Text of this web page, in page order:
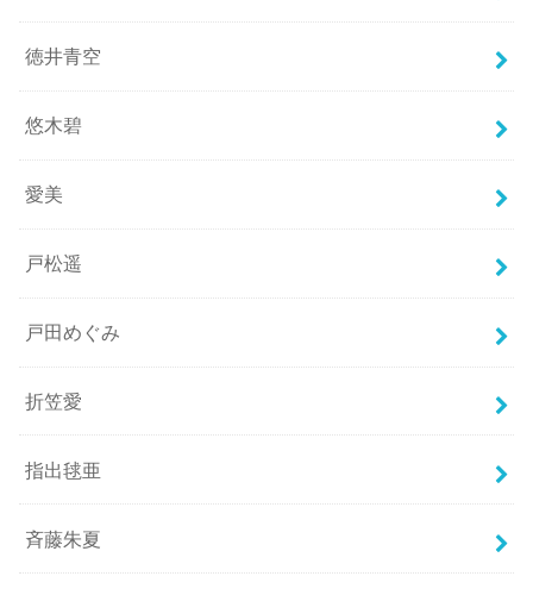
徳井青空
悠木碧
愛美
戸松遥
戸田めぐみ
折笠愛
指出毬亜
斉藤朱夏